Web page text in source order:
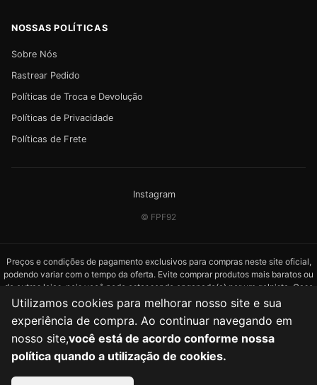
NOSSAS POLÍTICAS
Sobre Nós
Rastrear Pedido
Políticas de Troca e Devolução
Políticas de Privacidade
Políticas de Frete
Instagram
© FPF92
Preços e condições de pagamento exclusivos para compras neste site oficial,
podendo variar com o tempo da oferta. Evite comprar produtos mais baratos ou
de outras lojas, pois você pode estar sendo enganado(a) por um golpista. Caso
você compre os mesmos produtos em outras lojas,não nos responsabilizamos
por quaisquer problemas.
Utilizamos cookies para melhorar nosso site e sua
experiência de compra. Ao continuar navegando em
nosso site,você está de acordo conforme nossa
política quando a utilização de cookies.